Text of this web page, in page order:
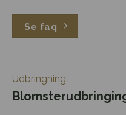
Se faq
Udbringning